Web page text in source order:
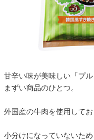
甘辛い味が美味しい「プ
まずい商品のひとつ。
外国産の牛肉を使用して
小分けになっていないた